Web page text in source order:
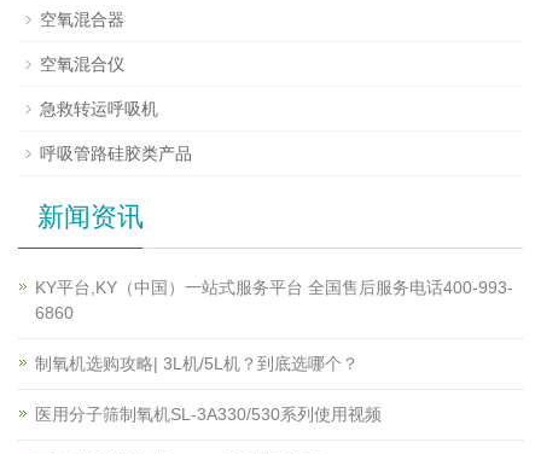
空氧混合器
空氧混合仪
急救转运呼吸机
呼吸管路硅胶类产品
新闻资讯
KY平台,KY（中国）一站式服务平台 全国售后服务电话400-993-
6860
制氧机选购攻略| 3L机/5L机？到底选哪个？
医用分子筛制氧机SL-3A330/530系列使用视频